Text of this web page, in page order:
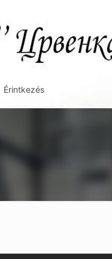
Érintkezés